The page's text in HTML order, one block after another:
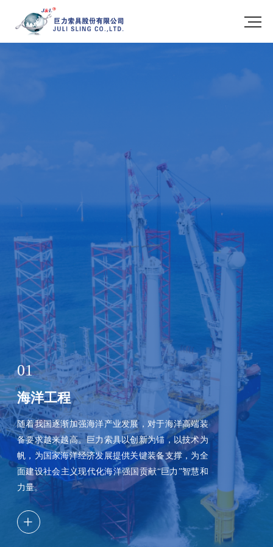
01
海洋工程
随着我国逐渐加强海洋产业发展，对于海洋高端装
备要求越来越高。巨力索具以创新为锚，以技术为
帆，为国家海洋经济发展提供关键装备支撑，为全
面建设社会主义现代化海洋强国贡献“巨力”智慧和
力量。